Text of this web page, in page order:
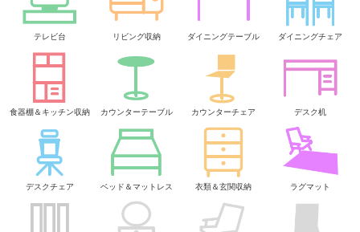
テレビ台 リビング収納 ダイニングテーブル ダイニングチェア
食器棚＆キッチン収納 カウンターテーブル カウンターチェア デスク机
デスクチェア ベッド＆マットレス 衣類＆玄関収納 ラグマット